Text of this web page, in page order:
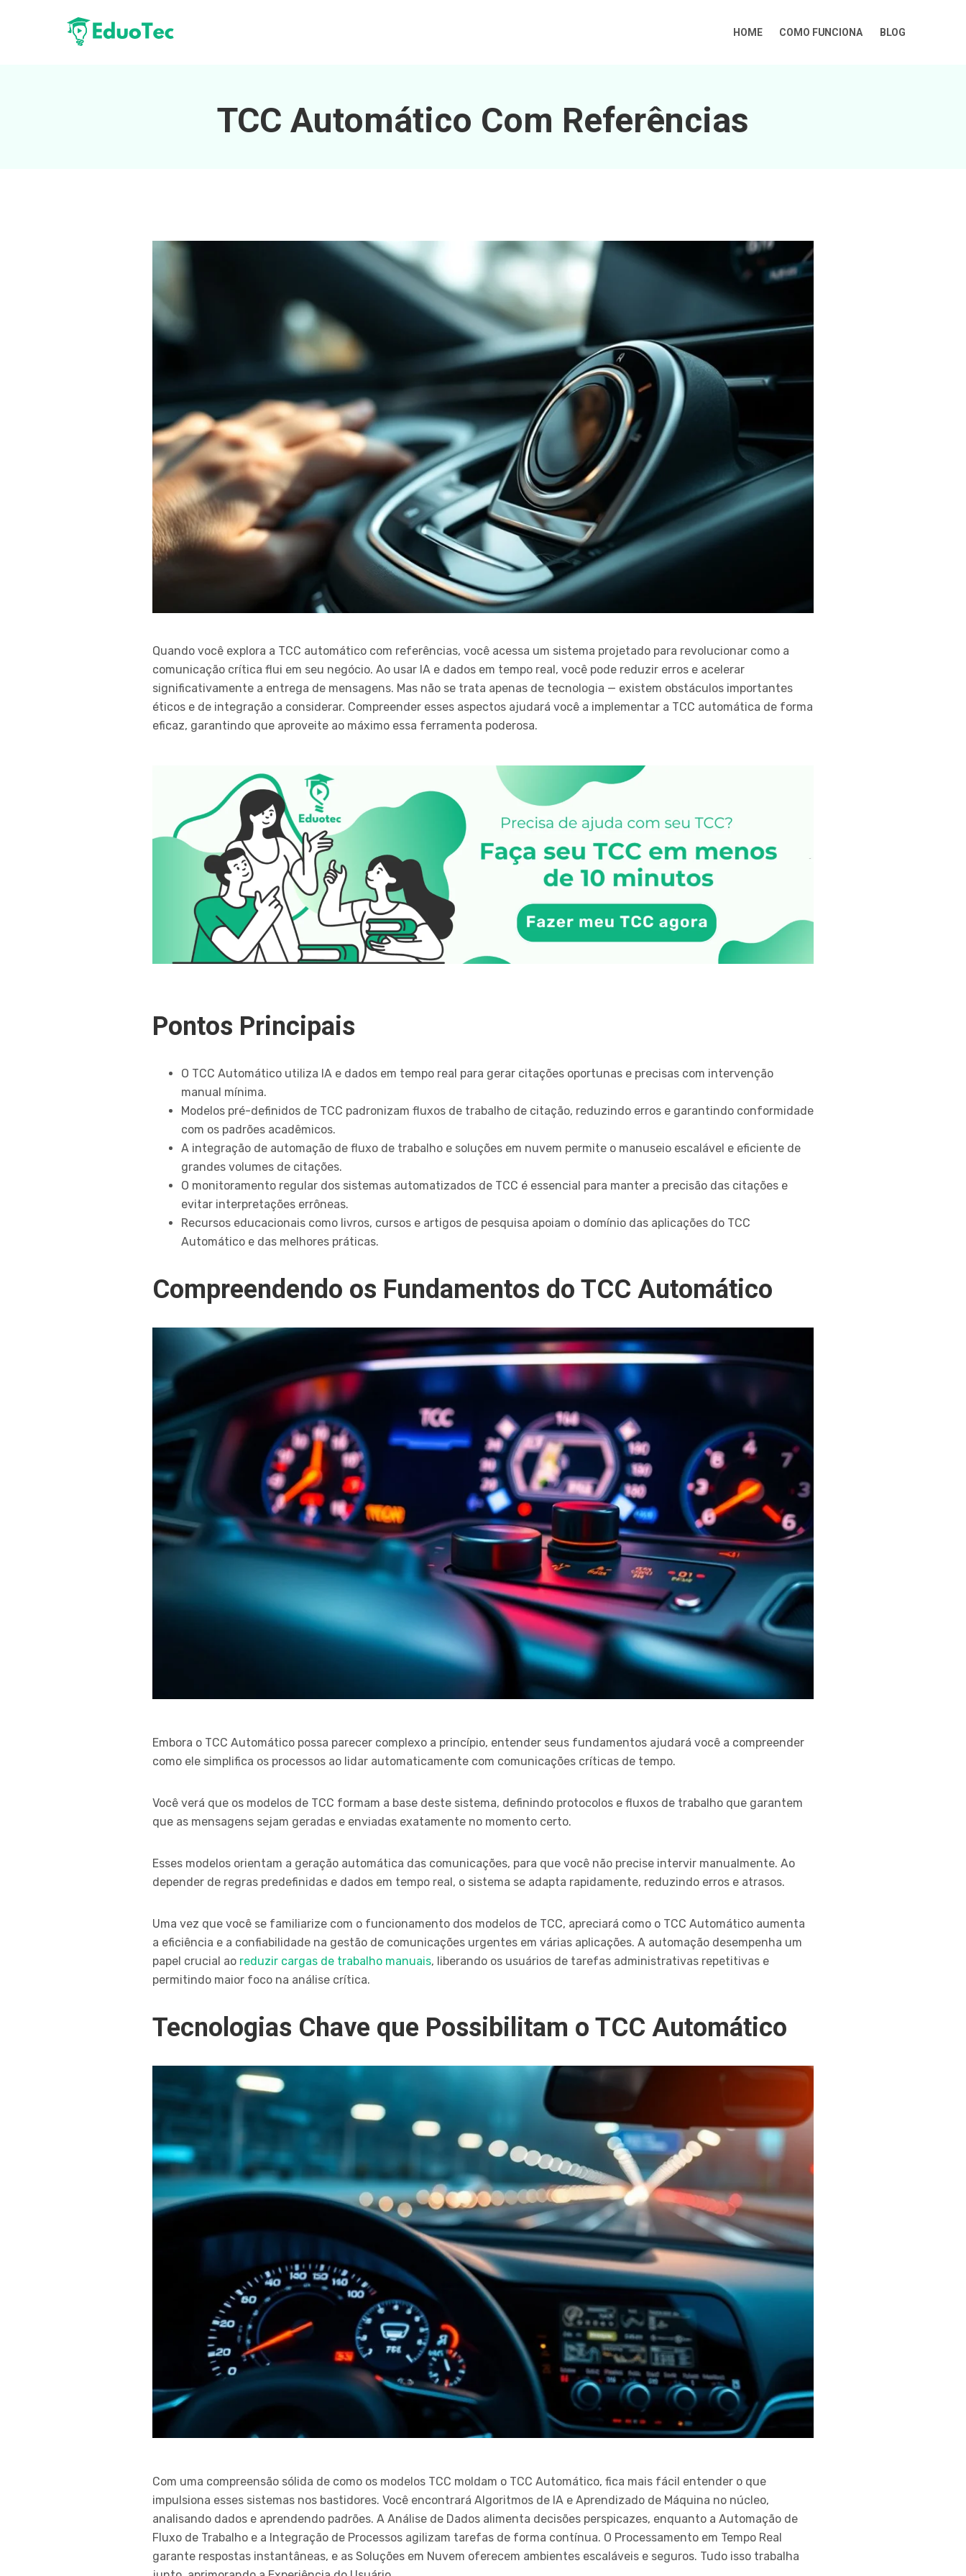
HOME COMO FUNCIONA BLOG
TCC Automático Com Referências
Quando você explora a TCC automático com referências, você acessa um sistema projetado para revolucionar como a
comunicação crítica flui em seu negócio. Ao usar IA e dados em tempo real, você pode reduzir erros e acelerar
significativamente a entrega de mensagens. Mas não se trata apenas de tecnologia — existem obstáculos importantes
éticos e de integração a considerar. Compreender esses aspectos ajudará você a implementar a TCC automática de forma
eficaz, garantindo que aproveite ao máximo essa ferramenta poderosa.
Pontos Principais
O TCC Automático utiliza IA e dados em tempo real para gerar citações oportunas e precisas com intervenção
manual mínima.
Modelos pré-definidos de TCC padronizam fluxos de trabalho de citação, reduzindo erros e garantindo conformidade
com os padrões acadêmicos.
A integração de automação de fluxo de trabalho e soluções em nuvem permite o manuseio escalável e eficiente de
grandes volumes de citações.
O monitoramento regular dos sistemas automatizados de TCC é essencial para manter a precisão das citações e
evitar interpretações errôneas.
Recursos educacionais como livros, cursos e artigos de pesquisa apoiam o domínio das aplicações do TCC
Automático e das melhores práticas.
Compreendendo os Fundamentos do TCC Automático
Embora o TCC Automático possa parecer complexo a princípio, entender seus fundamentos ajudará você a compreender
como ele simplifica os processos ao lidar automaticamente com comunicações críticas de tempo.
Você verá que os modelos de TCC formam a base deste sistema, definindo protocolos e fluxos de trabalho que garantem
que as mensagens sejam geradas e enviadas exatamente no momento certo.
Esses modelos orientam a geração automática das comunicações, para que você não precise intervir manualmente. Ao
depender de regras predefinidas e dados em tempo real, o sistema se adapta rapidamente, reduzindo erros e atrasos.
Uma vez que você se familiarize com o funcionamento dos modelos de TCC, apreciará como o TCC Automático aumenta
a eficiência e a confiabilidade na gestão de comunicações urgentes em várias aplicações. A automação desempenha um
papel crucial ao reduzir cargas de trabalho manuais, liberando os usuários de tarefas administrativas repetitivas e
permitindo maior foco na análise crítica.
Tecnologias Chave que Possibilitam o TCC Automático
Com uma compreensão sólida de como os modelos TCC moldam o TCC Automático, fica mais fácil entender o que
impulsiona esses sistemas nos bastidores. Você encontrará Algoritmos de IA e Aprendizado de Máquina no núcleo,
analisando dados e aprendendo padrões. A Análise de Dados alimenta decisões perspicazes, enquanto a Automação de
Fluxo de Trabalho e a Integração de Processos agilizam tarefas de forma contínua. O Processamento em Tempo Real
garante respostas instantâneas, e as Soluções em Nuvem oferecem ambientes escaláveis e seguros. Tudo isso trabalha